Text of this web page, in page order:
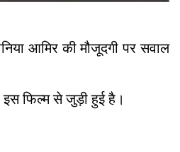
आमिर की मौजूदगी पर सवाल
इस फिल्म से जुड़ी हुई है।